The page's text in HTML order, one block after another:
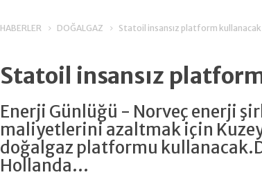
HABERLER DOĞALGAZ Statoil insansız platform kullanacak
Statoil insansız
Enerji Günlüğü - Norveç enerji
maliyetlerini azaltmak için
doğalgaz platformu
Hollanda...